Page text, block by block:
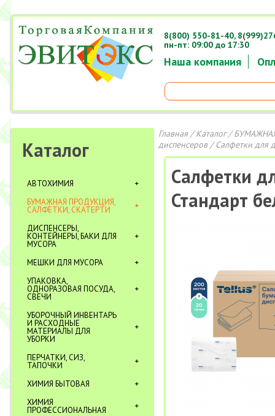
Наша компания
8(800) 550-81-40,
пн-пт: 09:00 до 17:30
Каталог
АВТОХИМИЯ
БУМАЖНАЯ ПРОДУКЦИЯ,
САЛФЕТКИ, СКАТЕРТИ
ДИСПЕНСЕРЫ,
КОНТЕЙНЕРЫ, БАКИ ДЛЯ
МУСОРА
МЕШКИ ДЛЯ МУСОРА
УПАКОВКА,
ОДНОРАЗОВАЯ ПОСУДА,
СВЕЧИ
УБОРОЧНЫЙ ИНВЕНТАРЬ
И РАСХОДНЫЕ
МАТЕРИАЛЫ ДЛЯ
УБОРКИ
ПЕРЧАТКИ, СИЗ,
ТАПОЧКИ
ХИМИЯ БЫТОВАЯ
ХИМИЯ
ПРОФЕССИОНАЛЬНАЯ
Главная/Каталог/
диспенсеров/ Салфетки для
Салфетки
Стандарт